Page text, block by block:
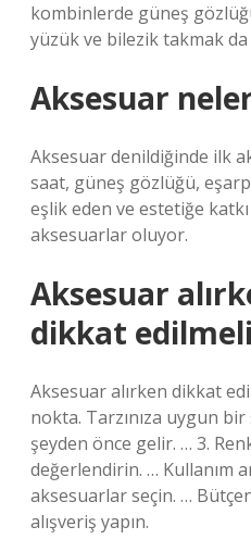
kombinlerde güneş
yüzük ve bilezik takmak da
Aksesuar
Aksesuar denildiğinde ilk
saat, güneş gözlüğü,
eşlik eden ve estetiğe
aksesuarlar oluyor.
Aksesuar
dikkat
Aksesuar alırken dikkat
nokta. Tarzınıza uygun
şeyden önce gelir. … 3.
değerlendirin. … Kullanım
aksesuarlar seçin. …
alışveriş yapın.